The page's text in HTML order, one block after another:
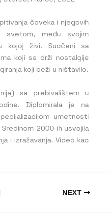
čoveka i njegovih
svetom, među svojim
kojoj živi. Suočeni sa
koji se drži nostalgije
koji beži u ništavilo.
sa prebivalištem u
Diplomirala je na
umetnosti
2000-ih usvojila
i izražavanja. Video kao
NEXT